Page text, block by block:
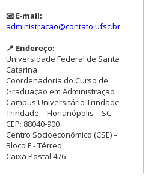
📧 E-mail:
administracao@contato.ufsc.br
📍 Endereço:
Universidade Federal de Santa
Catarina
Coordenadoria do Curso de
Graduação em Administração
Campus Universitário Trindade
Trindade – Florianópolis – SC
CEP: 88040-900
Centro Socioeconômico (CSE) –
Bloco F - Térreo
Caixa Postal 476